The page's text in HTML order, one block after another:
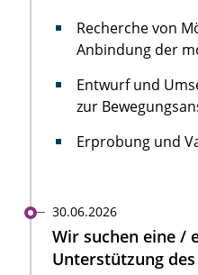
Recherche von
Anbindung der
Entwurf und
zur
Erprobung und
30.06.2026
Wir suchen eine /
Unterstützung